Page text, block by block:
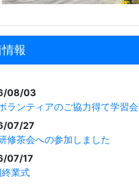
報
08/03
ランティアのご協力得て学習
07/27
修茶会への参加しました
07/17
終業式